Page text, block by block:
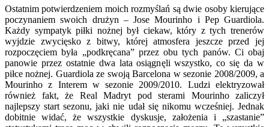
Ostatnim potwierdzeniem moich rozmyślań są dwie osoby kierujące
poczynaniem swoich drużyn – Jose Mourinho i Pep Guardiola.
Każdy sympatyk piłki nożnej był ciekaw, który z tych trenerów
wyjdzie zwycięsko z bitwy, której atmosfera jeszcze przed jej
rozpoczęciem była „podkręcana” przez obu tych panów. Ci obaj
panowie przez ostatnie dwa lata osiągnęli wszystko, co się da w
piłce nożnej. Guardiola ze swoją Barcelona w sezonie 2008/2009, a
Mourinho z Interem w sezonie 2009/2010. Ludzi elektryzował
również fakt, że Real Madryt pod sterami Mourinho zaliczył
najlepszy start sezonu, jaki nie udał się nikomu wcześniej. Jednak
dobitnie widać, że wszystkie dyskusje, założenia i „szastanie”